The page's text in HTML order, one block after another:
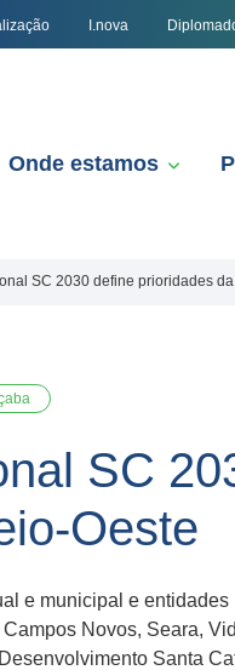
I.nova
Onde estamos
SC 2030 define prioridades
SC
Oeste
e municipal e
Novos, Seara,
Santa